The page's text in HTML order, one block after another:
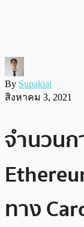
By Supakiat
สิงหาคม 3, 2021
จำนวน
ทาง